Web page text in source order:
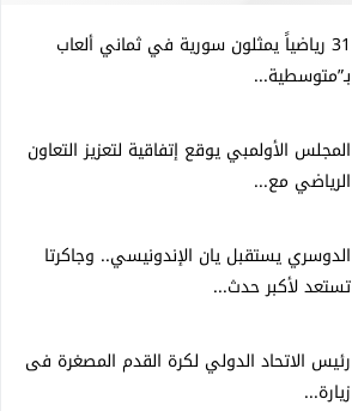
31 رياضياً يمثلون سورية في ثماني ألعاب
بـ”متوسطية...
المجلس الأولمبي يوقع إتفاقية لتعزيز التعاون
الرياضي مع...
الدوسري يستقبل يان الإندونيسي.. وجاكرتا
تستعد لأكبر حدث...
رئيس الاتحاد الدولي لكرة القدم المصغرة فى
زيارة...